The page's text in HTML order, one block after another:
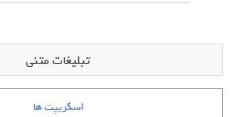
تبلیغات متنی
اسکریپت ها